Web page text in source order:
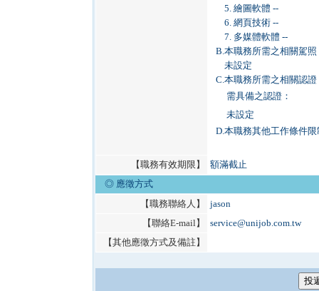
5. 繪圖軟體 --
6. 網頁技術 --
7. 多媒體軟體 --
B.本職務所需之相關駕照
未設定
C.本職務所需之相關認證
需具備之認證：
未設定
D.本職務其他工作條件限
【職務有效期限】
額滿截止
◎ 應徵方式
【職務聯絡人】
jason
【聯絡E-mail】
service@unijob.com.tw
【其他應徵方式及備註】